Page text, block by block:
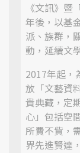
《文訊》暨
年後，以基
派、族群，
動，延續文
2017年起，
放「文藝資
貴典藏，定
心」包括空
所費不貲，
界先進賢達